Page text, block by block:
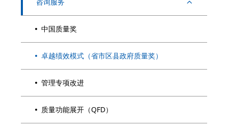
中国质量奖
卓越绩效模式（省市区县政府质量奖）
管理专项改进
质量功能展开（QFD）